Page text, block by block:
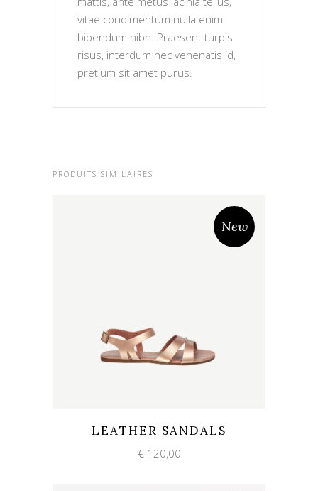
vitae condimentum nulla enim
bibendum nibh. Praesent turpis
risus, interdum nec venenatis id,
pretium sit amet purus.
PRODUITS SIMILAIRES
New
LEATHER SANDALS
€120,00